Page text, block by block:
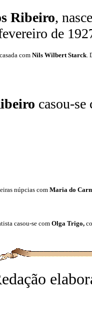
Ribeiro,
de
com Nils Wilbert Starck.
casou-
núpcias comMaria do
casou-se com Olga Trigo,